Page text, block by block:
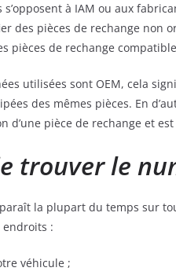
s’opposent à IAM ou aux
des pièces de rechange non
pièces de rechange
utilisées sont OEM, cela
des mêmes pièces. En
d’une pièce de rechange et
trouver le
la plupart du temps sur
:
véhicule ;